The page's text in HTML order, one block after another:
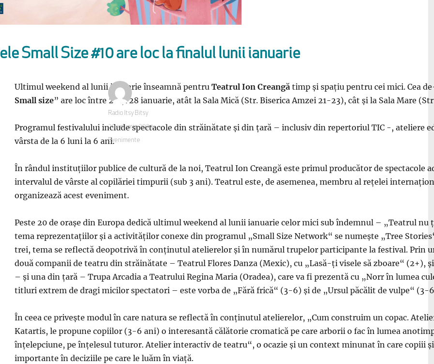
Small Size #10 are loc la finalul lunii ianuarie
Ultimul weekend al lunii ianuarie înseamnă pentru Teatrul Ion Creangătimp și spațiu pentru cei mici. Cea
Small size” are loc între 26 și 28 ianuarie, atât la Sala Mică (Str. Biserica Amzei 21-23), cât și la Sala Mare
Programul festivalului include spectacole din străinătate și din țară – inclusiv din repertoriul TIC -, ateliere
vârsta de la 6 luni la 6 ani.
În rândul instituțiilor publice de cultură de la noi, Teatrul Ion Creangă este primul producător de spectacole
intervalul de vârste al copilăriei timpurii (sub 3 ani). Teatrul este, de asemenea, membru al rețelei
organizează acest eveniment.
Peste 20 de orașe din Europa dedică ultimul weekend al lunii ianuarie celor mici sub îndemnul – „Teatrul
tema reprezentațiilor și a activităților conexe din programul „Small Size Network“ se numește „Tree
trei, tema se reflectă deopotrivă în conținutul atelierelor și în numărul trupelor participante la festival. Prin
două companii de teatru din străinătate – Teatrul Flores Danza (Mexic), cu „Lasă-ți visele să zboare“ (2+),
– și una din țară – Trupa Arcadia a Teatrului Regina Maria (Oradea), care va fi prezentă cu „Norr în lumea
titluri extrem de dragi micilor spectatori – este vorba de „Fără frică“ (3-6) și de „Ursul păcălit de vulpe“ (3-
În ceea ce privește modul în care natura se reflectă în conținutul atelierelor, „Cum construim un copac.
Katartis, le propune copiilor (3-6 ani) o interesantă călătorie cromatică pe care arborii o fac în lumea
înțelepciune, pe înțelesul tuturor. Atelier interactiv de teatru“, o ocazie și un context minunat în care copiii
importante în deciziile pe care le luăm în viață.
Autor
Radio Itsy Bitsy
Publicat
pe
20 ianuarie 2024
Categorii
Evenimente